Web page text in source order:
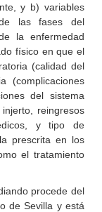
y b) variables
las fases del
la enfermedad
físico en que el
(calidad del
(complicaciones
del sistema
reingresos
y tipo de
prescrita en los
el tratamiento
procede del
de Sevilla y está